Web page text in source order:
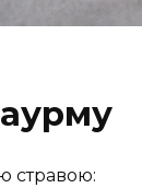
стравою: